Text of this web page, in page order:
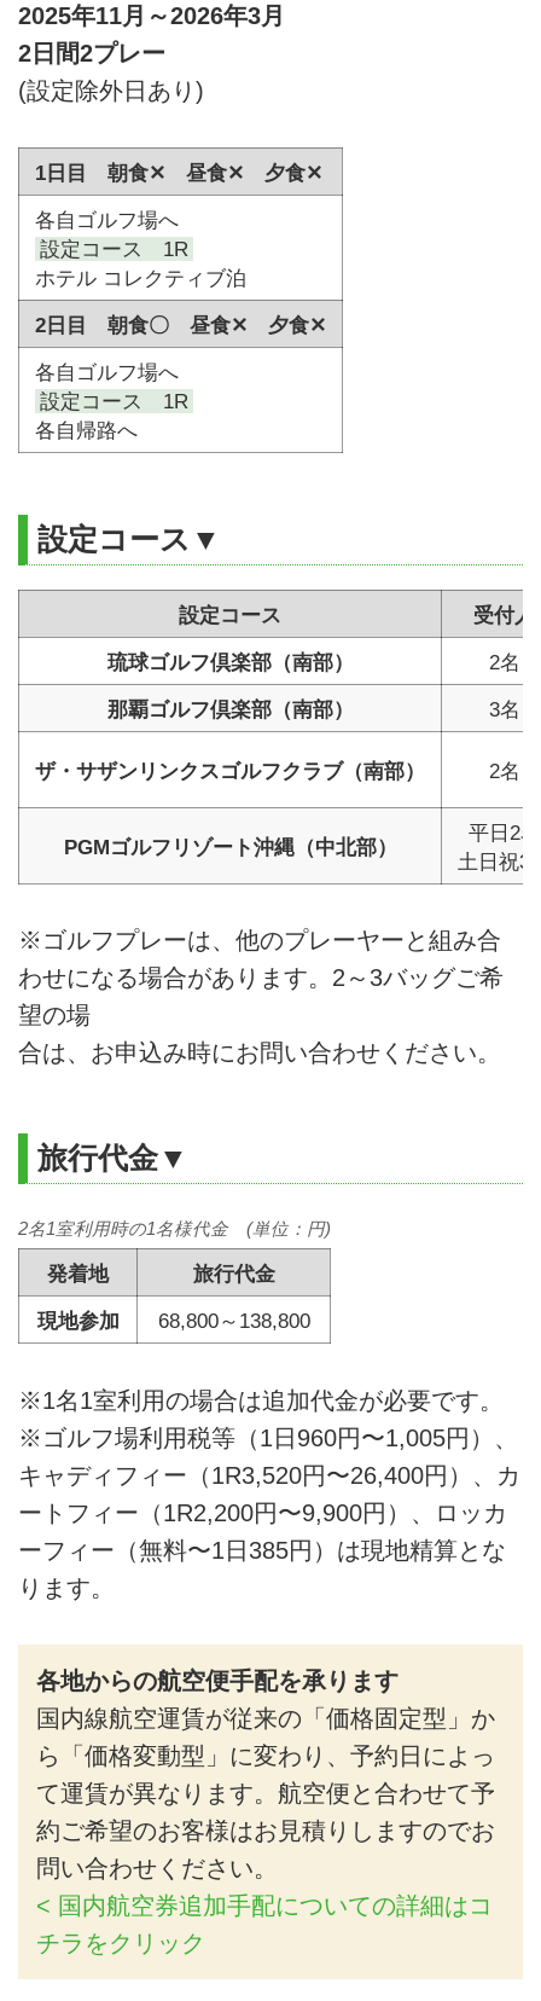
2025年11月～2026年3月
2日間2プレー
(設定除外日あり)
1日目 朝食✕ 昼食✕ 夕食✕
各自ゴルフ場へ
設定コース 1R
ホテル コレクティブ泊
2日目 朝食〇 昼食✕ 夕食✕
各自ゴルフ場へ
設定コース 1R
各自帰路へ
設定コース▼
設定コース
受付人
琉球ゴルフ倶楽部（南部）
2名～
那覇ゴルフ倶楽部（南部）
3名～
ザ・サザンリンクスゴルフクラブ（南部） 2名～
PGMゴルフリゾート沖縄（中北部）
平日2
土日祝3
※ゴルフプレーは、他のプレーヤーと組み合
わせになる場合があります。2～3バッグご希
望の場
合は、お申込み時にお問い合わせください。
旅行代金▼
発着地
旅行代金
現地参加
68,800～138,800
2名1室利用時の1名様代金 (単位：円)
※1名1室利用の場合は追加代金が必要です。
※ゴルフ場利用税等（1日960円〜1,005円）、
キャディフィー（1R3,520円〜26,400円）、カ
ートフィー（1R2,200円〜9,900円）、ロッカ
ーフィー（無料〜1日385円）は現地精算とな
ります。
各地からの航空便手配を承ります
国内線航空運賃が従来の「価格固定型」か
ら「価格変動型」に変わり、予約日によっ
て運賃が異なります。航空便と合わせて予
約ご希望のお客様はお見積りしますのでお
問い合わせください。
< 国内航空券追加手配についての詳細はコ
チラをクリック